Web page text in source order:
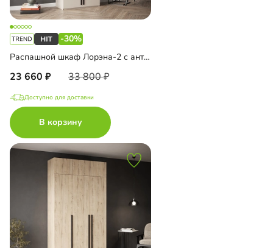
-30%
Распашной шкаф Лорэна-2 с антресолью
23 660 33 800
Доступно для доставки
В корзину